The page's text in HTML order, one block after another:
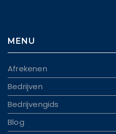
MENU
Afrekenen
Bedrijven
Bedrijvengids
Blog